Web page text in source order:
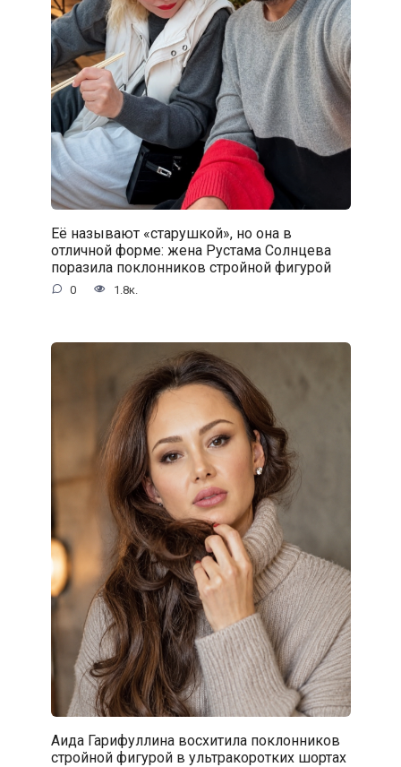
Её называют «старушкой», но она в
отличной форме: жена Рустама Солнцева
поразила поклонников стройной фигурой
0 1.8к.
Аида Гарифуллина восхитила поклонников
стройной фигурой в ультракоротких шортах